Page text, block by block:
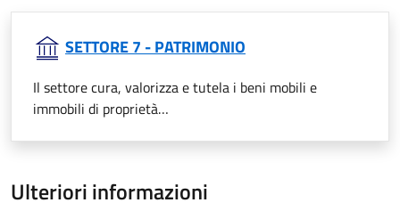
SETTORE 7 - PATRIMONIO
Il settore cura, valorizza e tutela i beni mobili e
immobili di proprietà…
Ulteriori informazioni